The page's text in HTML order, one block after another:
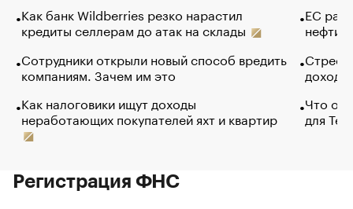
Как банк Wildberries резко нарастил
кредиты селлерам до атак на склады
Сотрудники открыли новый способ вредить
компаниям. Зачем им это
Как налоговики ищут доходы
неработающих покупателей яхт и квартир
ЕС
нефти
Что
для
Регистрация ФНС